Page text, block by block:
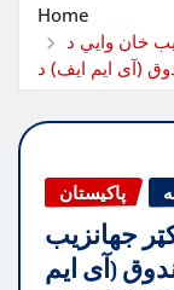
Home
خان وايي د
پاکیستان
جهانزیب
(آی ایم